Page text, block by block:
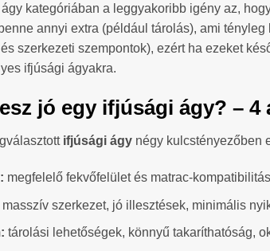
kategóriában a leggyakoribb igény az,
annyi extra (például tárolás), ami
szerkezeti szempontok), ezért ha ezeket
ifjúsági ágyakra.
jó egy ifjúsági ágy? – 4
ifjúsági ágy négy kulcstényezőben
megfelelő fekvőfelület és matrac-
masszív szerkezet, jó illesztések, minimális
tárolási lehetőségek, könnyű takaríthatóság,